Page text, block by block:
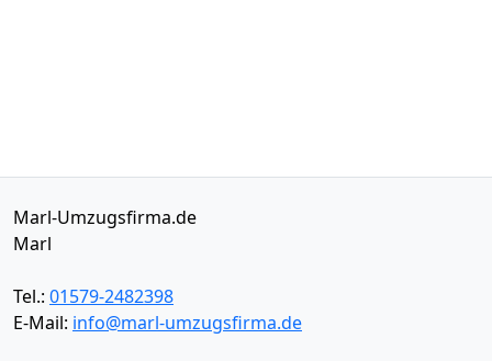
Marl-Umzugsfirma.de
Marl
Tel.: 01579-2482398
E-Mail: info@marl-umzugsfirma.de